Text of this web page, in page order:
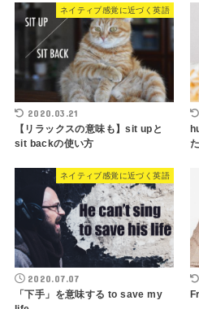
ネイティブ感覚に近づく英語
2020.03.21
【リラックスの意味も】sit upと
sit backの使い方
ネイティブ感覚に近づく英語
2020.07.07
「下手」を意味する to save my